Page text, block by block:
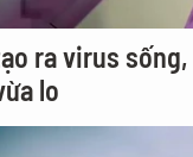
ra virus
lo